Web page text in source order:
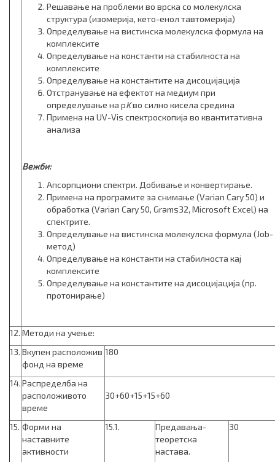
Решавање на проблеми во врска со молекулска
структура (изомерија, кето-енол тавтомерија)
Определување на вистинска молекулска формула на
комплексите
Определување на константи на стабилноста на
комплексите
Определување на константите на дисоцијација
Отстранување на ефектот на медиум при
определување на pKво силно кисела средина
Примена на UV-Vis спектроскопија во квантитативна
анализа
Вежби:
Апсорпциони спектри. Добивање и конвертирање.
Примена на програмите за снимање (Varian Cary 50) и
обработка (Varian Cary 50, Grams32, Microsoft Excel) на
спектрите.
Определување на вистинска молекулска формула (Job-
метод)
Определување на константи на стабилноста кај
комплексите
Определување на константите на дисоцијација (пр.
протонирање)
12. Методи на учење:
13. Вкупен расположив
фонд на време
180
14.Распределба на
расположивото
време
30+60+15+15+60
15. Форми на
наставните
активности
15.1.
Предавања-
теоретска
настава.
30